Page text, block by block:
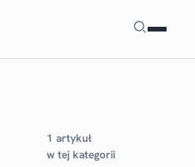
Szukaj
1 artykuł
w tej kategorii